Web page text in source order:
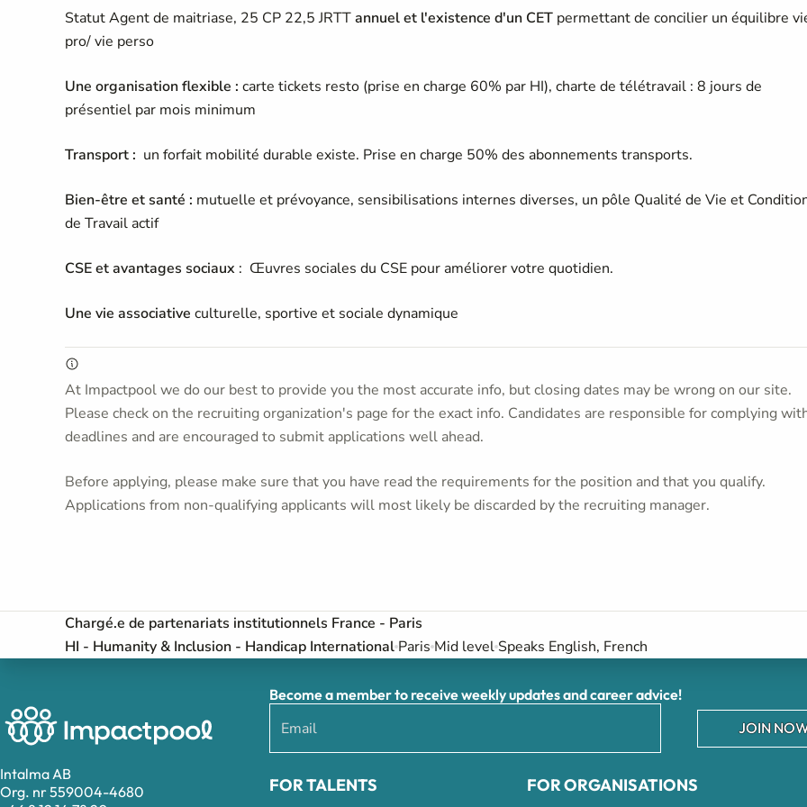
Statut Agent de maitriase, 25 CP 22,5 JRTTannuel et l'existence d'un CET permettant de concilier un équilibre
pro/ vie perso
Une organisation flexible : carte tickets resto (prise en charge 60% par HI), charte de télétravail : 8 jours de
présentiel par mois minimum
Transport : un forfait mobilité durable existe. Prise en charge 50% des abonnements transports.
Bien-être et santé : mutuelle et prévoyance, sensibilisations internes diverses, un pôle Qualité de Vie et
de Travail actif
CSE et avantages sociaux : Œuvres sociales du CSE pour améliorer votre quotidien.
Une vie associative culturelle, sportive et sociale dynamique
At Impactpool we do our best to provide you the most accurate info, but closing dates may be wrong on our site.
Please check on the recruiting organization's page for the exact info. Candidates are responsible for complying
deadlines and are encouraged to submit applications well ahead.
Before applying, please make sure that you have read the requirements for the position and that you qualify.
Applications from non-qualifying applicants will most likely be discarded by the recruiting manager.
Chargé.e de partenariats institutionnels France - Paris
HI - Humanity & Inclusion - Handicap International Paris Mid level Speaks English, French
Intalma AB
Org. nr 559004-4680
Become a member to receive weekly updates and career advice!
JOIN
FOR TALENTS FOR ORGANISATIONS